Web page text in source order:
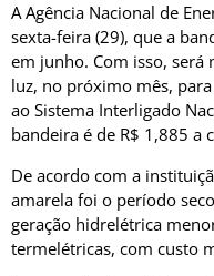
A Agência Nacional de
sexta-feira (29), que a
em junho. Com isso, será
luz, no próximo mês,
ao Sistema Interligado
bandeira é de R$ 1,885 a
De acordo com a
amarela foi o período
geração hidrelétrica
termelétricas, com custo